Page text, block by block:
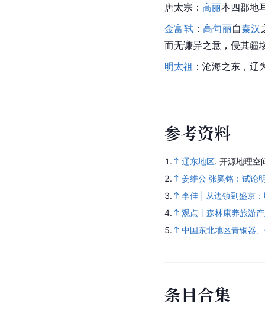
唐太宗： 高丽本四郡地
金富轼：高句丽自秦汉
而无谦异之意，侵其疆
明太祖 ：沧海之东，
参考资料
1. 辽东地区. 开源地理空
2.
姜维公 张奚铭：试论
3.
李佳 | 从边镇到盛京
4.
观点丨森林康养旅游
5.
中国东北地区青铜器
条目合集